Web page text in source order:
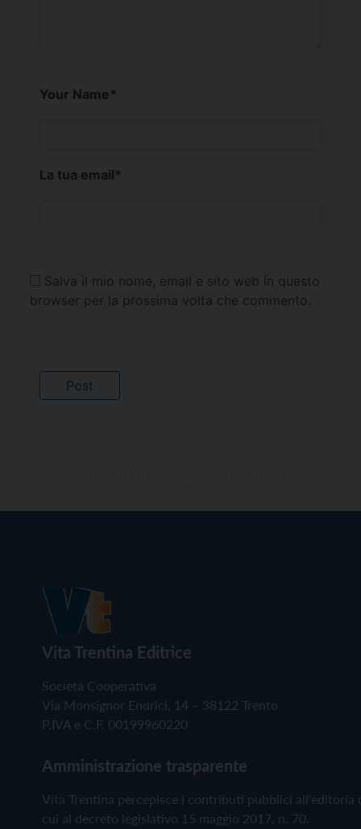
Your Name*
La tua email*
Salva il mio nome, email e sito web in questo
browser per la prossima volta che commento.
Vita Trentina Editrice
Società Cooperativa
Via Monsignor Endrici, 14 – 38122 Trento
P.IVA e C.F. 00199960220
Amministrazione trasparente
Vita Trentina percepisce i contributi pubblici all'editoria
cui al decreto legislativo 15 maggio 2017, n. 70.